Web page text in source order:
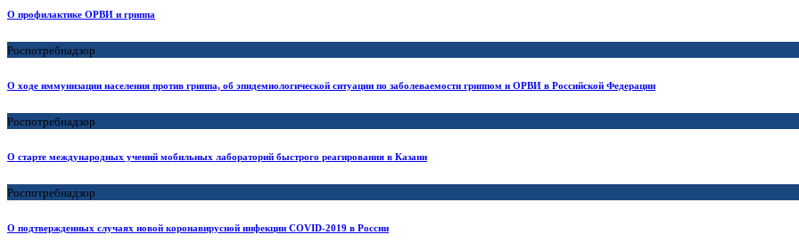
О профилактике ОРВИ и гриппа
Роспотребнадзор
О ходе иммунизации населения против гриппа, об эпидемиологической ситуации по заболеваемости гриппом и ОРВИ в Российской Федерации
Роспотребнадзор
О старте международных учений мобильных лабораторий быстрого реагирования в Казани
Роспотребнадзор
О подтвержденных случаях новой коронавирусной инфекции COVID-2019 в России